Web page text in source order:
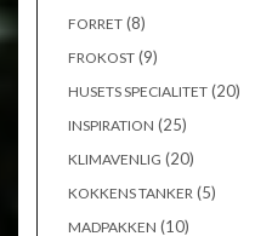
FORRET (8)
FROKOST (9)
HUSETS SPECIALITET (20)
INSPIRATION (25)
KLIMAVENLIG (20)
KOKKENS TANKER (5)
MADPAKKEN (10)